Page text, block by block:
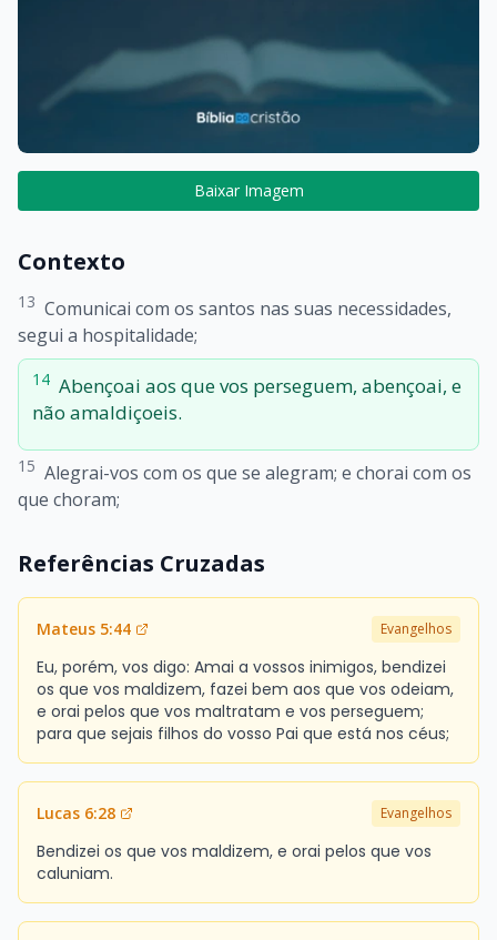
Baixar Imagem
Contexto
13 Comunicai com os santos nas suas necessidades,
segui a hospitalidade;
14 Abençoai aos que vos perseguem, abençoai, e
não amaldiçoeis.
15 Alegrai-vos com os que se alegram; e chorai com os
que choram;
Referências Cruzadas
Mateus 5:44 Evangelhos
Eu, porém, vos digo: Amai a vossos inimigos, bendizei
os que vos maldizem, fazei bem aos que vos odeiam,
e orai pelos que vos maltratam e vos perseguem;
para que sejais filhos do vosso Pai que está nos céus;
Lucas 6:28 Evangelhos
Bendizei os que vos maldizem, e orai pelos que vos
caluniam.